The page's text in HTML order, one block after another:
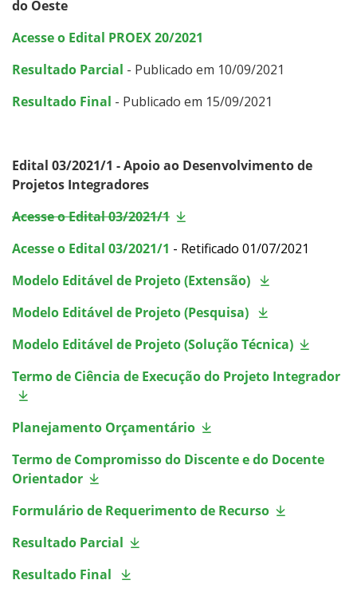
do Oeste
Acesse o Edital PROEX 20/2021
Resultado Parcial - Publicado em 10/09/2021
Resultado Final - Publicado em 15/09/2021
Edital 03/2021/1 - Apoio ao Desenvolvimento de
Projetos Integradores
Acesse o Edital 03/2021/1
Acesse o Edital 03/2021/1 - Retificado 01/07/2021
Modelo Editável de Projeto (Extensão)
Modelo Editável de Projeto (Pesquisa)
Modelo Editável de Projeto (Solução Técnica)
Termo de Ciência de Execução do Projeto Integrador
Planejamento Orçamentário
Termo de Compromisso do Discente e do Docente
Orientador
Formulário de Requerimento de Recurso
Resultado Parcial
Resultado Final